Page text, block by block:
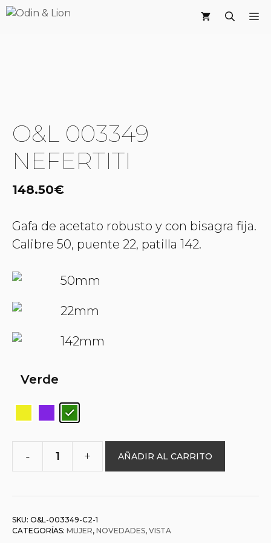
Saltar
O&L 003349
NEFERTITI
148.50€
Gafa de acetato robusto y con bisagra fija.
Calibre 50, puente 22, patilla 142.
50mm
22mm
142mm
Verde
-
NEFERTITI
+ AÑADIR AL CARRITO
SKU: O&L-003349-C2-1
CATEGORÍAS: MUJER, NOVEDADES, VISTA